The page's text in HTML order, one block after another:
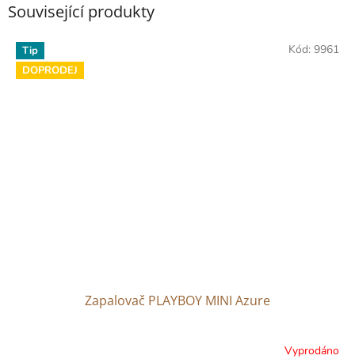
Související produkty
Tip
DOPRODEJ
Zapalovač PLAYBOY MINI Azure
Vyprodáno
Kód: 9961